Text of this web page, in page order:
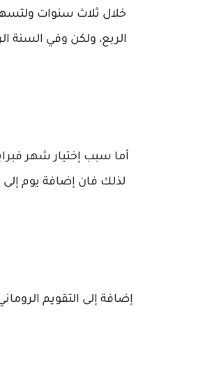
خلال ثلاث سنوات
لذلك فان إضافة يوم إلى
إضافة إلى التقويم